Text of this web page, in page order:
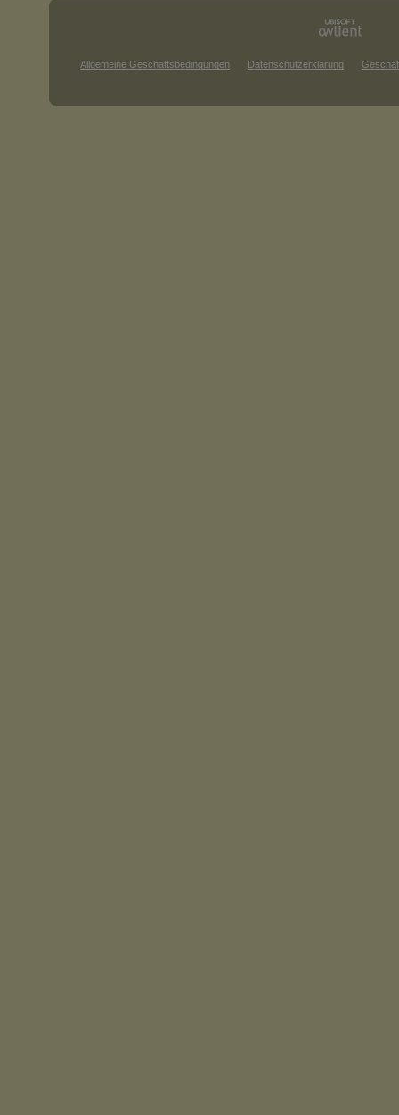
Allgemeine Geschäftsbedingungen Datenschutzerklärung